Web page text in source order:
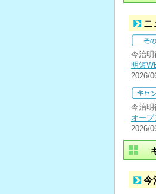
ニ
今治明
明短
2026/
今治明
オー
2026/
今